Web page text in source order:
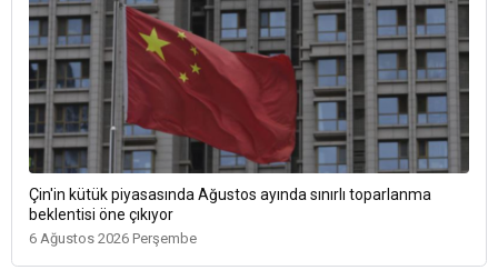
Çin'in kütük piyasasında Ağustos ayında sınırlı toparlanma
beklentisi öne çıkıyor
6 Ağustos 2026 Perşembe